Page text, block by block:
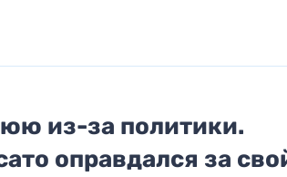
из-за политики.
оправдался за